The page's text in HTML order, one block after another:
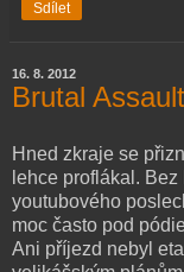
Sdílet
16. 8. 2012
Brutal
Hned zkraje se
lehce proflákal.
youtubového
moc často pod
Ani příjezd nebyl